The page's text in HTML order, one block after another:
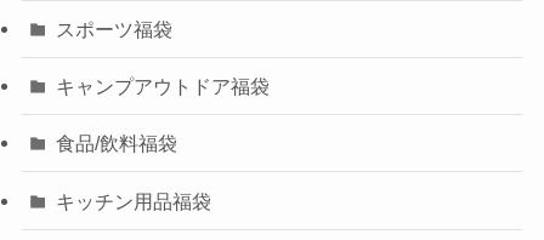
スポーツ福袋
キャンプアウトドア福袋
食品/飲料福袋
キッチン用品福袋